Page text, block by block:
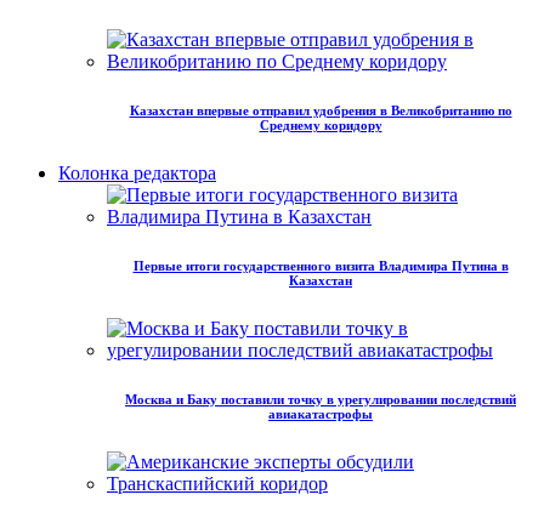
Казахстан впервые отправил удобрения в Великобританию по
Среднему коридору
Колонка редактора
Первые итоги государственного визита Владимира Путина в
Казахстан
Москва и Баку поставили точку в урегулировании последствий
авиакатастрофы